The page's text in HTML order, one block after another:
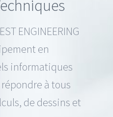
ENGINEERING
en
informatiques
à tous
de dessins et